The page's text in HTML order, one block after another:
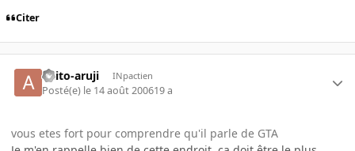
Citer
akito-aruji INpactien
Posté(e) le 14 août 200619 a
vous etes fort pour comprendre qu'il parle de GTA